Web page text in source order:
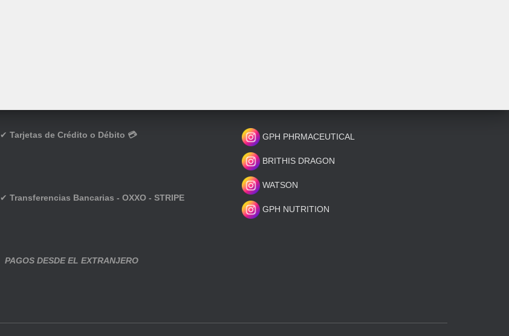
✔ Tarjetas de Crédito o Débito 💳
✔ Transferencias Bancarias - OXXO - STRIPE
PAGOS DESDE EL EXTRANJERO
GPH PHRMACEUTICAL
BRITHIS DRAGON
WATSON
GPH NUTRITION